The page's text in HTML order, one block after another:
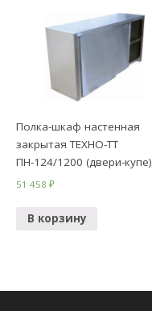
Полка-шкаф настенная
закрытая ТЕХНО-ТТ
ПН-124/1200 (двери-купе)
51 458₽
В корзину